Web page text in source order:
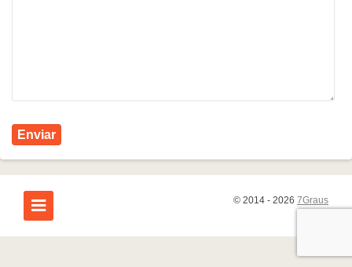
Enviar
© 2014 - 2026 7Graus